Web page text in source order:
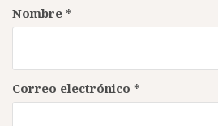
Nombre *
Correo electrónico *